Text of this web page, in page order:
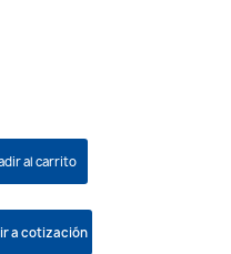
al carrito
a cotización